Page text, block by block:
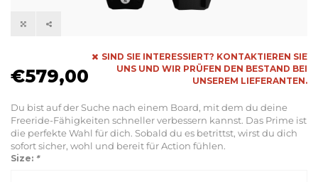
€579,00
SIND SIE INTERESSIERT? KONTAKTIEREN SIE
UNS UND WIR PRÜFEN DEN BESTAND BEI
UNSEREM LIEFERANTEN.
Du bist auf der Suche nach einem Board, mit dem du deine
Freeride-Fähigkeiten schneller verbessern kannst. Das Prime ist
die perfekte Wahl für dich. Sobald du es betrittst, wirst du dich
sofort sicher, wohl und bereit für Action fühlen.
Size: *